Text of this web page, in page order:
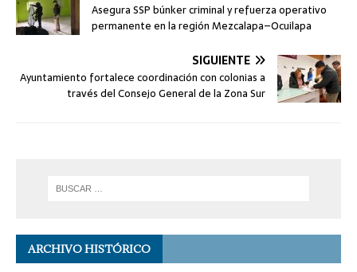
Asegura SSP búnker criminal y refuerza operativo
permanente en la región Mezcalapa–Ocuilapa
SIGUIENTE
Ayuntamiento fortalece coordinación con colonias a
través del Consejo General de la Zona Sur
ARCHIVO HISTÓRICO